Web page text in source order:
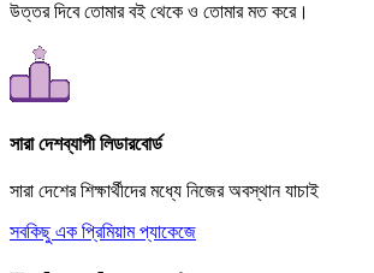
উত্তর দিবে তোমার বই থেকে ও তোমার মত করে।
সারা দেশব্যাপী লিডারবোর্ড
সারা দেশের শিক্ষার্থীদের মধ্যে নিজের অবস্থান যাচাই
সবকিছু এক প্রিমিয়াম প্যাকেজে